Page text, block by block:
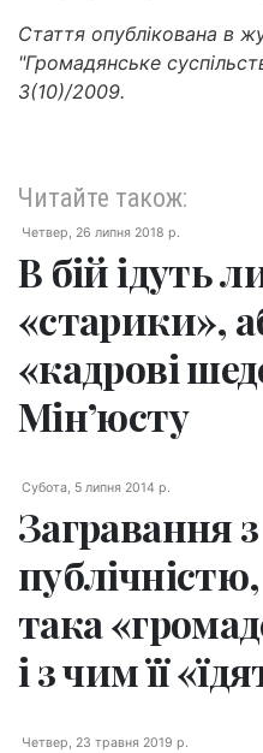
Стаття опублікована в
"Громадянське
3(10)/2009.
Читайте також:
Четвер, 26 липня 2018 р.
В бій ідуть
«старики»,
«кадрові
Мін’юсту
Субота, 5 липня 2014 р.
Загравання з
така
і з чим її
Четвер, 23 травня 2019 р.